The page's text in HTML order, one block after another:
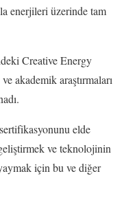
enerjileri üzerinde tam
Creative Energy
akademik araştırmaları
elde
ve teknolojinin
için bu ve diğer